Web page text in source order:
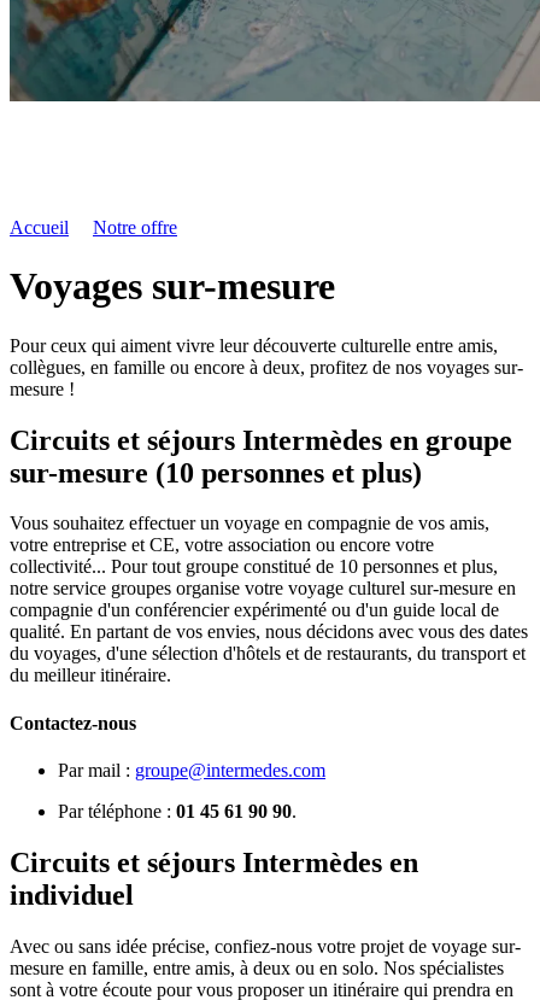
Accueil Notre offre
Voyages sur-mesure
Pour ceux qui aiment vivre leur découverte culturelle entre amis,
collègues, en famille ou encore à deux, profitez de nos voyages sur-
mesure !
Circuits et séjours Intermèdes en groupe
sur-mesure (10 personnes et plus)
Vous souhaitez effectuer un voyage en compagnie de vos amis,
votre entreprise et CE, votre association ou encore votre
collectivité... Pour tout groupe constitué de 10 personnes et plus,
notre service groupes organise votre voyage culturel sur-mesure en
compagnie d'un conférencier expérimenté ou d'un guide local de
qualité. En partant de vos envies, nous décidons avec vous des dates
du voyages, d'une sélection d'hôtels et de restaurants, du transport et
du meilleur itinéraire.
Contactez-nous
Par mail : groupe@intermedes.com
Par téléphone : 01 45 61 90 90.
Circuits et séjours Intermèdes en
individuel
Avec ou sans idée précise, confiez-nous votre projet de voyage sur-
mesure en famille, entre amis, à deux ou en solo. Nos spécialistes
sont à votre écoute pour vous proposer un itinéraire qui prendra en